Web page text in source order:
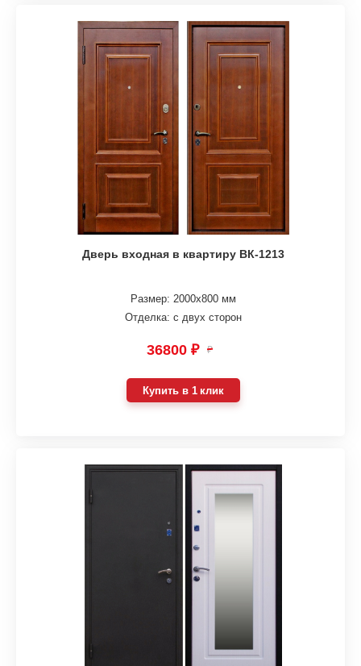
Дверь входная в квартиру ВК-1213
Размер: 2000х800 мм
Отделка: с двух сторон
36800 ₽ ₽
Купить в 1 клик